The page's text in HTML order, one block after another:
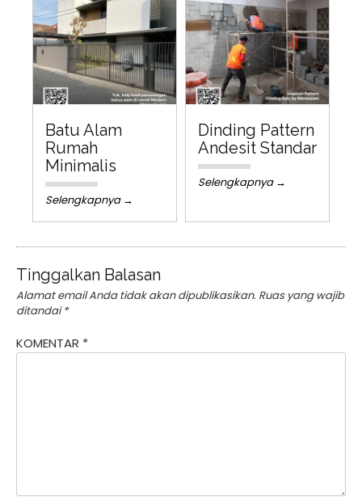
Batu Alam
Rumah
Minimalis
Selengkapnya →
Dinding Pattern
Andesit Standar
Selengkapnya →
Tinggalkan Balasan
Alamat email Anda tidak akan dipublikasikan. Ruas yang wajib
ditandai*
KOMENTAR *